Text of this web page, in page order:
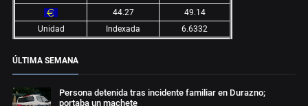
44.27
49.14
Unidad
Indexada 6.6332
ÚLTIMA SEMANA
Persona detenida tras incidente familiar en Durazno;
portaba un machete